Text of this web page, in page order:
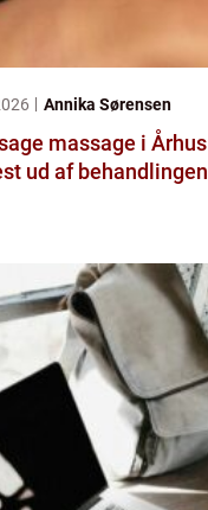
Annika Sørensen
massage i Århus sådan
ud af behandlingen